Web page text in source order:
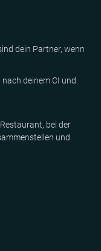
dein Partner, wenn
deinem CI und
bei der
und